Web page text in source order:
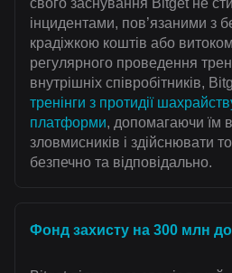
інцидентами, пов’язаними з
крадіжкою коштів або
регулярного проведення
внутрішніх співробітників,
тренінги з протидії
платформи, допомагаючи їм
зловмисників і здійснювати
безпечно та відповідально.
Фонд захисту на 300 млн